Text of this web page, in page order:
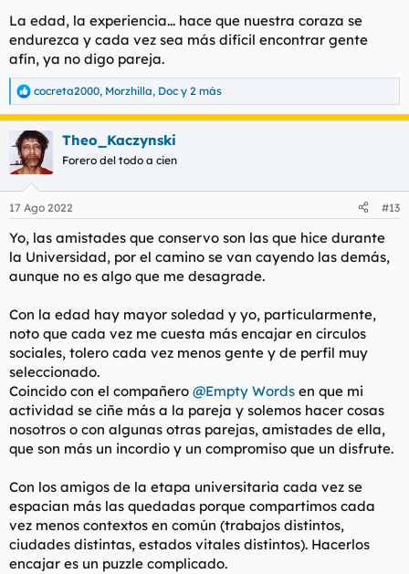
La edad, la experiencia... hace que nuestra coraza se
endurezca y cada vez sea más difícil encontrar gente
afín, ya no digo pareja.
R
e
a
c
c
i
e
:
cocreta2000, Morzhilla, Doc y 2 más
Theo_Kaczynski
Forero del todo a cien
17 Ago 2022 #13
Yo, las amistades que conservo son las que hice durante
la Universidad, por el camino se van cayendo las demás,
aunque no es algo que me desagrade.
Con la edad hay mayor soledad y yo, particularmente,
noto que cada vez me cuesta más encajar en círculos
sociales, tolero cada vez menos gente y de perfil muy
seleccionado.
Coincido con el compañero @Empty Words en que mi
actividad se ciñe más a la pareja y solemos hacer cosas
nosotros o con algunas otras parejas, amistades de ella,
que son más un incordio y un compromiso que un disfrute.
Con los amigos de la etapa universitaria cada vez se
espacian más las quedadas porque compartimos cada
vez menos contextos en común (trabajos distintos,
ciudades distintas, estados vitales distintos). Hacerlos
encajar es un puzzle complicado.